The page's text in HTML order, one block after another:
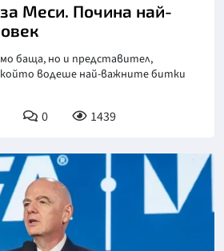
Меси. Почина най-
баща, но и представител,
водеше най-важните битки
0 1439